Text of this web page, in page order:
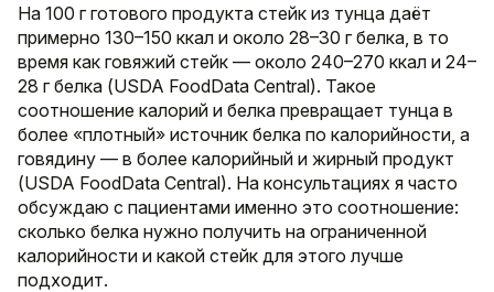
На 100 г готового продукта стейк из тунца даёт
примерно 130–150 ккал и около 28–30 г белка, в то
время как говяжий стейк — около 240–270 ккал и 24–
28 г белка (USDA FoodData Central). Такое
соотношение калорий и белка превращает тунца в
более «плотный» источник белка по калорийности, а
говядину — в более калорийный и жирный продукт
(USDA FoodData Central). На консультациях я часто
обсуждаю с пациентами именно это соотношение:
сколько белка нужно получить на ограниченной
калорийности и какой стейк для этого лучше
подходит.